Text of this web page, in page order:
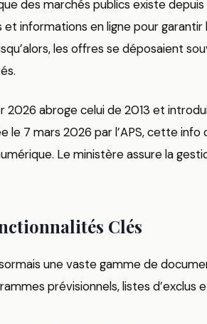
des marchés publics existe depuis
informations en ligne pour
les offres se déposaient
2026 abroge celui de 2013 et
le 7 mars 2026 par l’APS, cette
Le ministère assure la
Clés
une vaste gamme de
prévisionnels, listes d’exclus